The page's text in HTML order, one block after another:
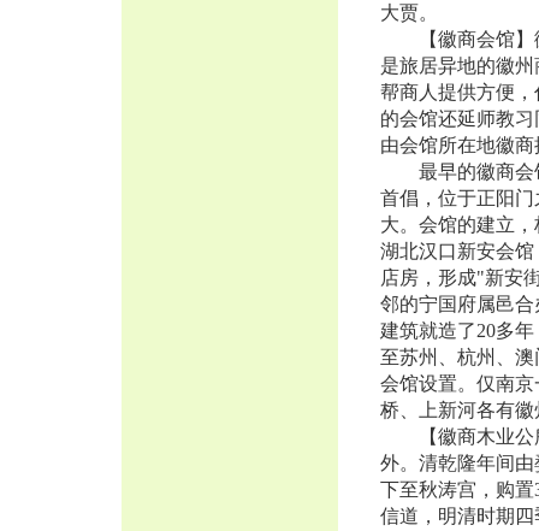
大贾。
【徽商会馆】徽
是旅居异地的徽
帮商人提供方便
的会馆还延师教
由会馆所在地徽商
最早的徽商会馆
首倡，位于正阳
大。会馆的建立
湖北汉口新安会
店房，形成"新安
邻的宁国府属邑
建筑就造了20多
至苏州、杭州、
会馆设置。仅南
桥、上新河各有
【徽商木业公所
外。清乾隆年间
下至秋涛宫，购
信道，明清时期